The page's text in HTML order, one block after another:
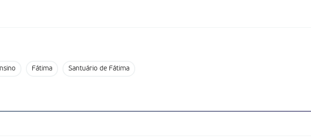
Fátima Santuário de Fátima